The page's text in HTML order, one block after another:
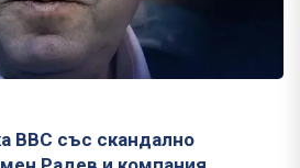
ВВС със скандално